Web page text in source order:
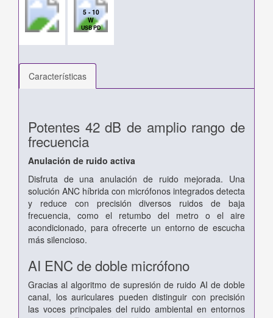
5 - 10
W
USB PD
Características
Potentes 42 dB de amplio rango de
frecuencia
Anulación de ruido activa
Disfruta de una anulación de ruido mejorada. Una
solución ANC híbrida con micrófonos integrados detecta
y reduce con precisión diversos ruidos de baja
frecuencia, como el retumbo del metro o el aire
acondicionado, para ofrecerte un entorno de escucha
más silencioso.
AI ENC de doble micrófono
Gracias al algoritmo de supresión de ruido AI de doble
canal, los auriculares pueden distinguir con precisión
las voces principales del ruido ambiental en entornos